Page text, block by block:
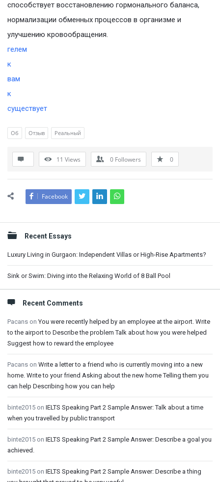
способствует восстановлению гормонального баланса,
нормализации обменных процессов в организме и
улучшению кровообращения.
гелем
к
вам
к
существует
Об Отзыв Реальный
11 Views 0 Followers 0
Facebook
Sidebar
Recent Essays
Luxury Living in Gurgaon: Independent Villas or High-Rise Apartments?
Sink or Swim: Diving into the Relaxing World of 8 Ball Pool
Recent Comments
Pacans onYou were recently helped by an employee at the airport. Write
to the airport to Describe the problem Talk about how you were helped
Suggest how to reward the employee
Pacans on Write a letter to a friend who is currently moving into a new
home. Write to your friend Asking about the new home Telling them you
can help Describing how you can help
binte2015 on IELTS Speaking Part 2 Sample Answer: Talk about a time
when you travelled by public transport
binte2015 on IELTS Speaking Part 2 Sample Answer: Describe a goal you
achieved.
binte2015 on IELTS Speaking Part 2 Sample Answer: Describe a thing